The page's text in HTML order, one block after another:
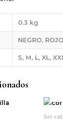
0.3 kg
NEGRO, ROJO
S, M, L, XL,
Sin